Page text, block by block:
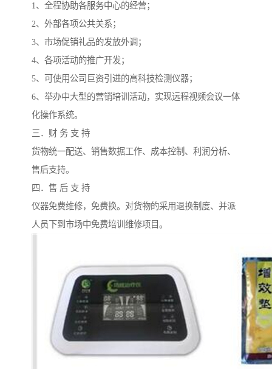
1、全程协助各服务中心的经营；
2、外部各项公共关系；
3、市场促销礼品的发放外调；
4、各项活动的推广开发；
5、可使用公司巨资引进的高科技检测仪器；
6、举办中大型的营销培训活动，实现远程视频会议一体
化操作系统。
三．财 务 支 持
货物统一配送、销售数据工作、成本控制、利润分析、
售后支持。
四．售 后 支 持
仪器免费维修，免费换。对货物的采用退换制度、并派
人员下到市场中免费培训维修项目。